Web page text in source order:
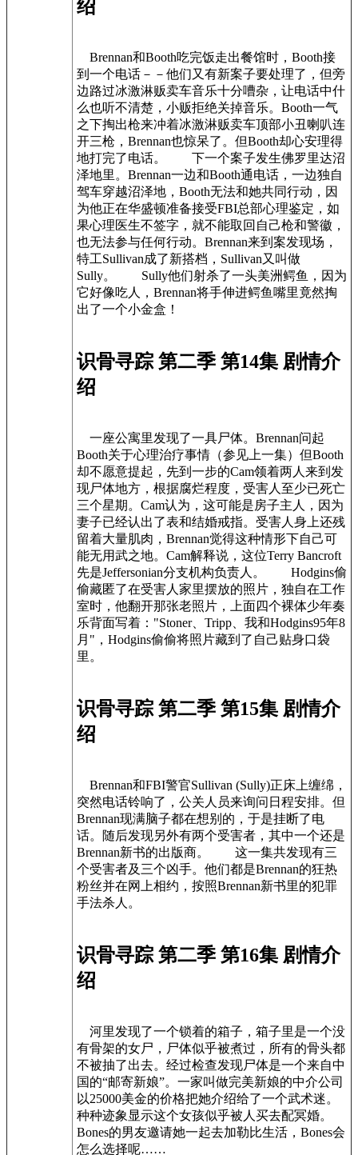
绍
Brennan和Booth吃完饭走出餐馆时，Booth接
到一个电话－－他们又有新案子要处理了，但旁
边路过冰激淋贩卖车音乐十分嘈杂，让电话中什
么也听不清楚，小贩拒绝关掉音乐。Booth一气
之下掏出枪来冲着冰激淋贩卖车顶部小丑喇叭连
开三枪，Brennan也惊呆了。但Booth却心安理得
地打完了电话。 下一个案子发生佛罗里达沼
泽地里。Brennan一边和Booth通电话，一边独自
驾车穿越沼泽地，Booth无法和她共同行动，因
为他正在华盛顿准备接受FBI总部心理鉴定，如
果心理医生不签字，就不能取回自己枪和警徽，
也无法参与任何行动。Brennan来到案发现场，
特工Sullivan成了新搭档，Sullivan又叫做
Sully。 Sully他们射杀了一头美洲鳄鱼，因为
它好像吃人，Brennan将手伸进鳄鱼嘴里竟然掏
出了一个小金盒！
识骨寻踪 第二季 第14集 剧情介
绍
一座公寓里发现了一具尸体。Brennan问起
Booth关于心理治疗事情（参见上一集）但Booth
却不愿意提起，先到一步的Cam领着两人来到发
现尸体地方，根据腐烂程度，受害人至少已死亡
三个星期。Cam认为，这可能是房子主人，因为
妻子已经认出了表和结婚戒指。受害人身上还残
留着大量肌肉，Brennan觉得这种情形下自己可
能无用武之地。Cam解释说，这位Terry Bancroft
先是Jeffersonian分支机构负责人。 Hodgins偷
偷藏匿了在受害人家里摆放的照片，独自在工作
室时，他翻开那张老照片，上面四个裸体少年奏
乐背面写着："Stoner、Tripp、我和Hodgins95年8
月"，Hodgins偷偷将照片藏到了自己贴身口袋
里。
识骨寻踪 第二季 第15集 剧情介
绍
Brennan和FBI警官Sullivan (Sully)正床上缠绵，
突然电话铃响了，公关人员来询问日程安排。但
Brennan现满脑子都在想别的，于是挂断了电
话。随后发现另外有两个受害者，其中一个还是
Brennan新书的出版商。 这一集共发现有三
个受害者及三个凶手。他们都是Brennan的狂热
粉丝并在网上相约，按照Brennan新书里的犯罪
手法杀人。
识骨寻踪 第二季 第16集 剧情介
绍
河里发现了一个锁着的箱子，箱子里是一个没
有骨架的女尸，尸体似乎被煮过，所有的骨头都
不被抽了出去。经过检查发现尸体是一个来自中
国的“邮寄新娘”。一家叫做完美新娘的中介公司
以25000美金的价格把她介绍给了一个武术迷。
种种迹象显示这个女孩似乎被人买去配冥婚。
Bones的男友邀请她一起去加勒比生活，Bones会
怎么选择呢……